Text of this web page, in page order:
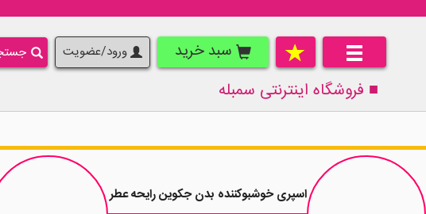
سبد خرید ورود/عضویت
■ فروشگاه اینترنتی سمبله
اسپری خوشبوکننده بدن جکوین رایحه عطر زنانه لانوین مری می Hurry Up حجم 200 میلی لیتر